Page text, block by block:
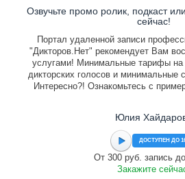
Озвучьте промо ролик, подкаст
сейчас!
Портал удаленной записи
"Дикторов.Нет" рекомендует Вам
услугами! Минимальные тарифы на
дикторских голосов и минимальные
Интересно?! Ознакомьтесь с
Юлия
ДОСТУПЕН ДО
От 300 руб. запись
Закажите